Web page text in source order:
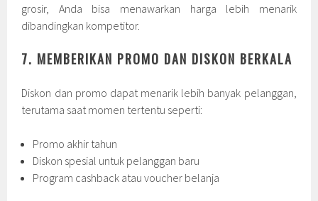
grosir, Anda bisa menawarkan harga lebih menarik
dibandingkan kompetitor.
7. MEMBERIKAN PROMO DAN DISKON BERKALA
Diskon dan promo dapat menarik lebih banyak pelanggan,
terutama saat momen tertentu seperti:
Promo akhir tahun
Diskon spesial untuk pelanggan baru
Program cashback atau voucher belanja